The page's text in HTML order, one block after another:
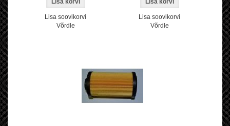
Lisa soovikorvi
Võrdle
Lisa soovikorvi
Võrdle